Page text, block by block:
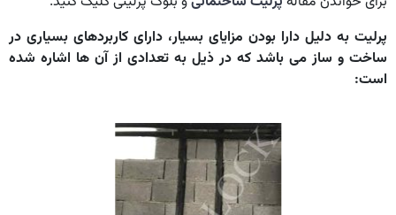
پرلیت به دلیل دارا بودن مزایای بسیار، دارای کاربردهای بسیاری در
ساخت و ساز می باشد که در ذیل به تعدادی از آن ها اشاره شده
است: